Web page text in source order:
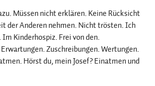
Müssen nicht erklären. Keine Rücksicht
der Anderen nehmen. Nicht trösten. Ich
Kinderhospiz. Frei von den.
Zuschreibungen. Wertungen.
Hörst du, mein Josef? Einatmen und